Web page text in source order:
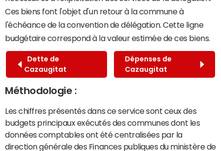
Ces biens font l'objet d'un retour à la commune à
l'échéance de la convention de délégation. Cette ligne
budgétaire correspond à la valeur estimée de ces biens.
Dette de
Cazaugitat
Dépenses de
Cazaugitat
Méthodologie :
Les chiffres présentés dans ce service sont ceux des
budgets principaux exécutés des communes dont les
données comptables ont été centralisées par la
direction générale des Finances publiques du ministère de